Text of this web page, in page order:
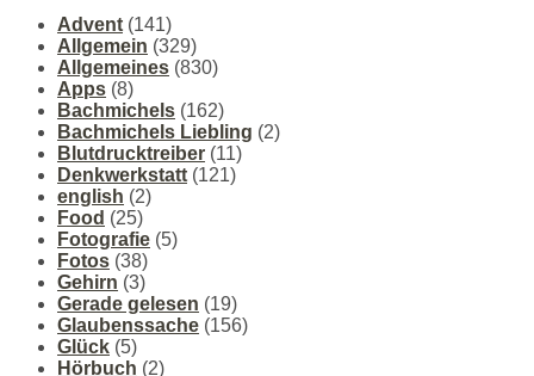
Advent (141)
Allgemein (329)
Allgemeines (830)
Apps (8)
Bachmichels (162)
Bachmichels Liebling (2)
Blutdrucktreiber (11)
Denkwerkstatt (121)
english (2)
Food (25)
Fotografie (5)
Fotos (38)
Gehirn (3)
Gerade gelesen (19)
Glaubenssache (156)
Glück (5)
Hörbuch (2)